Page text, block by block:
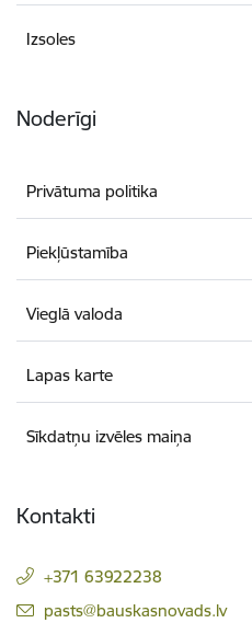
Izsoles
Noderīgi
Privātuma politika
Piekļūstamība
Vieglā valoda
Lapas karte
Sīkdatņu izvēles maiņa
Kontakti
+371 63922238
E-pasts:
pasts@bauskasnovads.lv